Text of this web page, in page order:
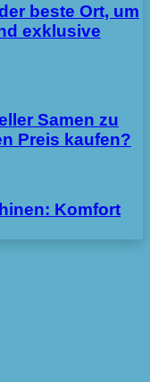
beste Ort, um
exklusive
Samen zu
Preis kaufen?
Komfort